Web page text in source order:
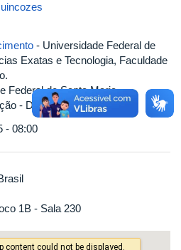
- Universidade Federal de
Exatas e Tecnologia, Faculdade
Federal de Santa Maria,
- DCOM.
- 08:00
1B - Sala 230